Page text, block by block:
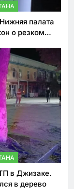
палата
о резком
в Джизаке.
в дерево